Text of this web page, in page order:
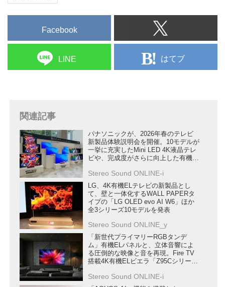
Facebook
LINE はてブ
関連記事
パナソニックが、2026年春のテレビ
新製品体験説明会を開催。10モデルが
一挙に充実したMini LED 4K液晶テレ
ビや、完成度がさらに向上した有機
Stereo Sound ONLINE-i
LG、4K有機ELテレビの新製品とし
て、壁と一体化するWALL PAPERタ
イプの「LG OLED evo AI W6」ほか
全3シリーズ10モデルを発表
Stereo Sound ONLINE_y
「新世代プライマリーRGBタンデ
ム」有機ELパネルと、立体音響によ
る圧倒的な映像と音を再現。Fire TV
搭載4K有機ELビエラ「Z95Cシリー
Stereo Sound ONLINE-i